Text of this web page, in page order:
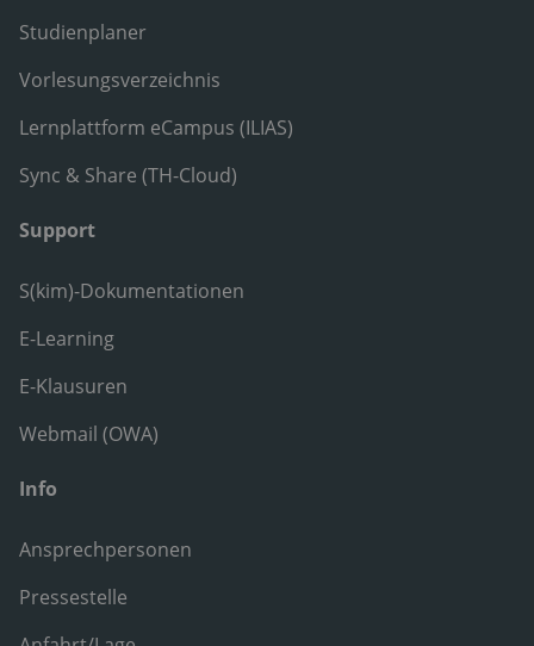
Studienplaner
Vorlesungsverzeichnis
Lernplattform eCampus (ILIAS)
Sync & Share (TH-Cloud)
Support
S(kim)-Dokumentationen
E-Learning
E-Klausuren
Webmail (OWA)
Info
Ansprechpersonen
Pressestelle